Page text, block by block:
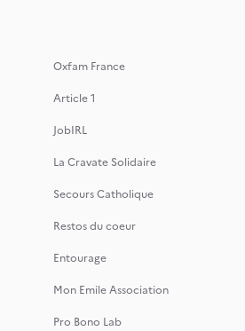
Oxfam France
Article 1
JobIRL
La Cravate Solidaire
Secours Catholique
Restos du coeur
Entourage
Mon Emile Association
Pro Bono Lab